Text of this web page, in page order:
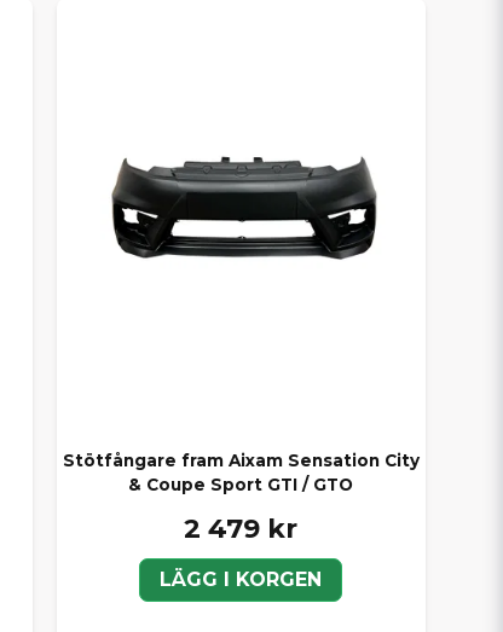
Stötfångare fram Aixam Sensation City
& Coupe Sport GTI / GTO
2 479 kr
LÄGG I KORGEN